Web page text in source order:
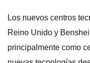
Los nuevos centros
Reino Unido y
principalmente como